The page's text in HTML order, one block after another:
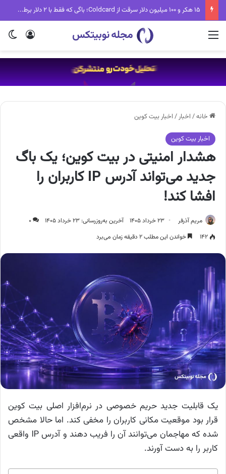
۱۵ هکر و ۱۰۰ میلیون دلار سرقت از Coldcard؛ باگی که فقط با ۲ دلار برطرف می‌شد
ورود منو
خانه/ اخبار/ اخبار بیت کوین
اخبار بیت کوین
هشدار امنیتی در بیت کوین؛ یک باگ
جدید می‌تواند آدرس IP کاربران را
افشا کند!
مریم آذرفر ۲۳ خرداد ۱۴۰۵ آخرین به‌روزرسانی: ۲۳ خرداد ۱۴۰۵
۰
۱۴۲
خواندن این مطلب ۲ دقیقه زمان می‌برد
یک قابلیت جدید حریم خصوصی در نرم‌افزار اصلی بیت کوین
قرار بود موقعیت مکانی کاربران را مخفی کند. اما حالا مشخص
شده که مهاجمان می‌توانند آن را فریب دهند و آدرس IP واقعی
کاربر را به دست آورند.